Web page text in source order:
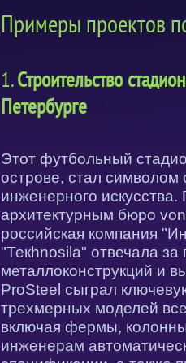
Примеры проектов
1.Строительство
Петербурге
Этот футбольный
острове, стал символом
инженерного
архитектурным бюро
российская компания
"Текhnosila" отвечала за
металлоконструкций и
ProSteel сыграл
трехмерных моделей
включая фермы,
инженерам